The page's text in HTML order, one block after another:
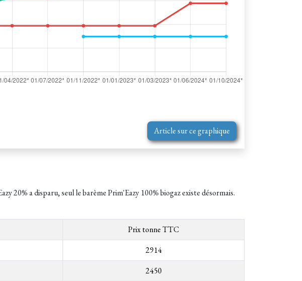
Article sur ce graphique
20% a disparu, seul le barème Prim'Eazy 100% biogaz existe désormais.
Prix tonne TTC
2914
2450